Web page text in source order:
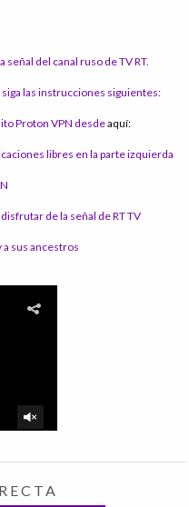
del canal ruso de TV RT.
las instrucciones siguientes:
Proton VPN desdeaquí:
libres en la parte izquierda
de la señal de RT TV
a sus ancestros